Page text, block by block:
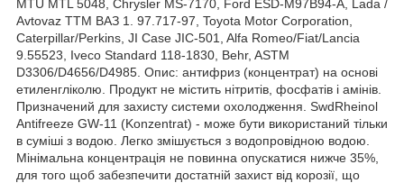
MTU MTL 5048, Chrysler MS-7170, Ford ESD-M97B94-A, Lada /
Avtovaz TTM ВАЗ 1. 97.717-97, Toyota Motor Corporation,
Caterpillar/Perkins, JI Case JIC-501, Alfa Romeo/Fiat/Lancia
9.55523, Iveco Standard 118-1830, Behr, ASTM
D3306/D4656/D4985. Опис: антифриз (концентрат) на основі
етиленгліколю. Продукт не містить нітритів, фосфатів і амінів.
Призначений для захисту системи охолодження. SwdRheinol
Antifreeze GW-11 (Konzentrat) - може бути використаний тільки
в суміші з водою. Легко змішується з водопровідною водою.
Мінімальна концентрація не повинна опускатися нижче 35%,
для того щоб забезпечити достатній захист від корозії, що